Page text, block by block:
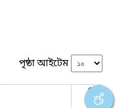
পৃষ্ঠা আইটেম